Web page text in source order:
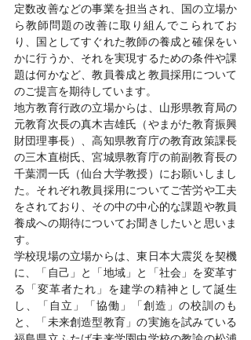
定数改善などの事業を担当され、国の立場か
ら教師問題の改善に取り組んでこられてお
り、国としてすぐれた教師の養成と確保をい
かに行うか、それを実現するための条件や課
題は何かなど、教員養成と教員採用について
のご提言を期待しています。
地方教育行政の立場からは、山形県教育局の
元教育次長の真木吉雄氏（やまがた教育振興
財団理事長）、高知県教育庁の教育政策課長
の三木直樹氏、宮城県教育庁の前副教育長の
千葉潤一氏（仙台大学教授）にお願いしまし
た。それぞれ教員採用についてご苦労や工夫
をされており、その中の中心的な課題や教員
養成への期待についてお聞きしたいと思いま
す。
学校現場の立場からは、東日本大震災を契機
に、「自己」と「地域」と「社会」を変革す
る「変革者たれ」を建学の精神として誕生
し、「自立」「協働」「創造」の校訓のも
と、「未来創造型教育」の実施を試みている